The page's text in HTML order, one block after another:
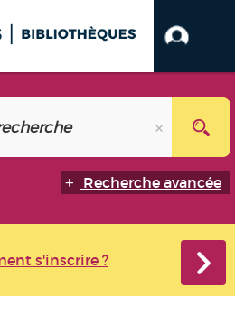
Recherche avancée
s'inscrire ?